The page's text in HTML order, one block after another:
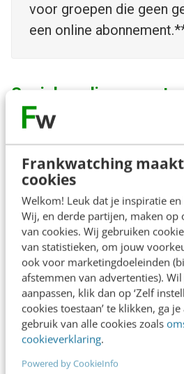
Frankwatching
cookies
Welkom! Leuk dat je inspiratie
Wij, en derde partijen, maken op
van cookies. Wij gebruiken
van statistieken, om jouw
ook voor marketingdoeleinden
afstemmen van advertenties).
aanpassen, klik dan op ‘Zelf
cookies toestaan’ te klikken, ga
gebruik van alle cookies zoals
cookieverklaring.
Powered by CookieInfo
voor groepen die geen
een online
Social media, apps, tv
lezen we het nieuws?
Voor de oudere generaties
een onwrikbare rots in de
dagelijkse nieuwsstroom.
55+ers zijn tv (en krant)
belangrijkste
leeftijdsgroepen worden
het meest geraadpleegd.
nummer 1 staan voor
jaar.